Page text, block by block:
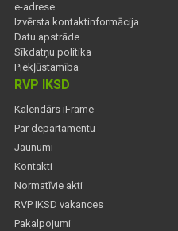
e-adrese
Izvērsta kontaktinformācija
Datu apstrāde
Sīkdatņu politika
Piekļūstamība
RVP IKSD
Kalendārs iFrame
Par departamentu
Jaunumi
Kontakti
Normatīvie akti
RVP IKSD vakances
Pakalpojumi